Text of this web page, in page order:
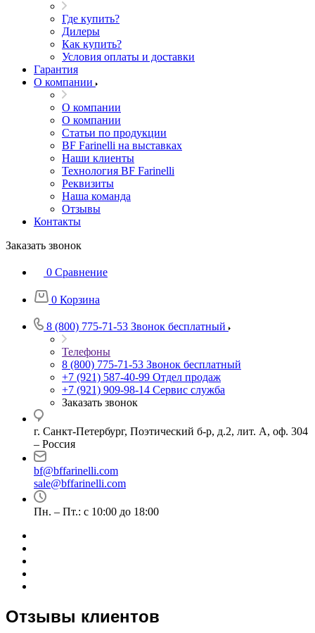
Где купить?
Дилеры
Как купить?
Условия оплаты и доставки
Гарантия
О компании
О компании
О компании
Статьи по продукции
BF Farinelli на выставках
Наши клиенты
Технология BF Farinelli
Реквизиты
Наша команда
Отзывы
Контакты
Заказать звонок
0 Сравнение
0 Корзина
8 (800) 775-71-53 Звонок бесплатный
Телефоны
8 (800) 775-71-53 Звонок бесплатный
+7 (921) 587-40-99 Отдел продаж
+7 (921) 909-98-14 Сервис служба
Заказать звонок
г. Санкт-Петербург, Поэтический б-р, д.2, лит. А, оф. 304
– Россия
bf@bffarinelli.com
sale@bffarinelli.com
Пн. – Пт.: с 10:00 до 18:00
Отзывы клиентов